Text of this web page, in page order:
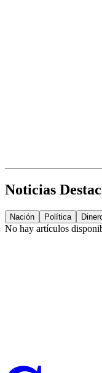
Noticias
Nación Política
No hay artículos